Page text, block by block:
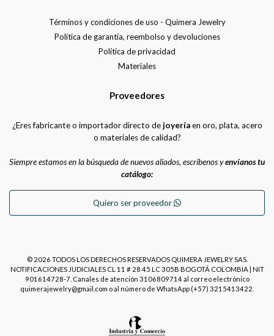
Términos y condiciones de uso - Quimera Jewelry
Política de garantía, reembolso y devoluciones
Política de privacidad
Materiales
Proveedores
¿Eres fabricante o importador directo dejoyeríaen oro, plata, acero
o materiales de calidad?
Siempre estamos en la búsqueda de nuevos aliados, escríbenos yenvíanos tu
catálogo:
Quiero ser proveedor
© 2026 TODOS LOS DERECHOS RESERVADOS QUIMERA JEWELRY SAS.
NOTIFICACIONES JUDICIALES CL 11 # 28 45 LC 305B BOGOTÁ COLOMBIA | NIT
901614728-7. Canales de atención 3106809714 al correo electrónico
quimerajewelry@gmail.com o al número de WhatsApp (+57) 3215413422.